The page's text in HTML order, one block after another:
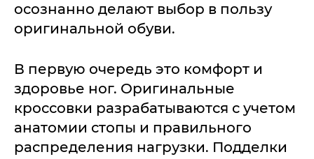
осознанно делают выбор в пользу
оригинальной обуви.
В первую очередь это комфорт и
здоровье ног. Оригинальные
кроссовки разрабатываются с учетом
анатомии стопы и правильного
распределения нагрузки. Подделки